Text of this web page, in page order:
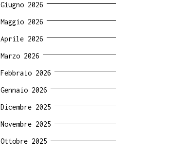
Giugno 2026
Maggio 2026
Aprile 2026
Marzo 2026
Febbraio 2026
Gennaio 2026
Dicembre 2025
Novembre 2025
Ottobre 2025